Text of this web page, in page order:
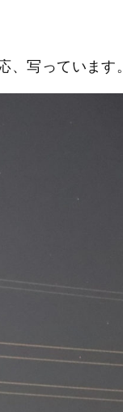
写っています。